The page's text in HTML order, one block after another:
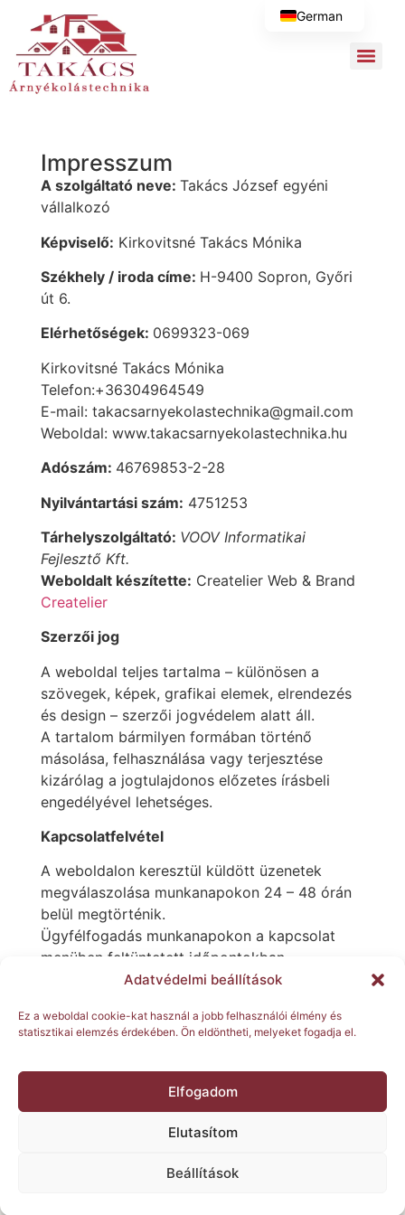
Adatvédelmi beállítások
Ez a weboldal cookie-kat használ a jobb felhasználói élmény és
statisztikai elemzés érdekében. Ön eldöntheti, melyeket fogadja el.
Elfogadom
Elutasítom
Beállítások
Impresszum
A szolgáltató neve: Takács József egyéni
vállalkozó
Képviselő: Kirkovitsné Takács Mónika
Székhely / iroda címe: H-9400 Sopron, Győri
út 6.
Elérhetőségek: 0699323-069
Kirkovitsné Takács Mónika
Telefon:+36304964549
E-mail: takacsarnyekolastechnika@gmail.com
Weboldal: www.takacsarnyekolastechnika.hu
Adószám: 46769853-2-28
Nyilvántartási szám: 4751253
Tárhelyszolgáltató: VOOV Informatikai
Fejlesztő Kft.
Weboldalt készítette: Createlier Web & Brand
Createlier
Szerzői jog
A weboldal teljes tartalma – különösen a
szövegek, képek, grafikai elemek, elrendezés
és design – szerzői jogvédelem alatt áll.
A tartalom bármilyen formában történő
másolása, felhasználása vagy terjesztése
kizárólag a jogtulajdonos előzetes írásbeli
engedélyével lehetséges.
Kapcsolatfelvétel
A weboldalon keresztül küldött üzenetek
megválaszolása munkanapokon 24 – 48 órán
belül megtörténik.
Ügyfélfogadás munkanapokon a kapcsolat
menüben feltüntetett időpontokban
Főoldal Rólunk Termékek
Kapcsolat – ÁRAJÁNLAT
© 2026 Takács Árnyékolástechnika | Minden jog
German